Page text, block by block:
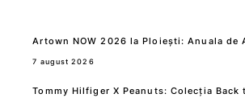
Artown NOW 2026 la Ploiești: Anuala de
7 august 2026
Tommy Hilfiger X Peanuts: Colecția Back